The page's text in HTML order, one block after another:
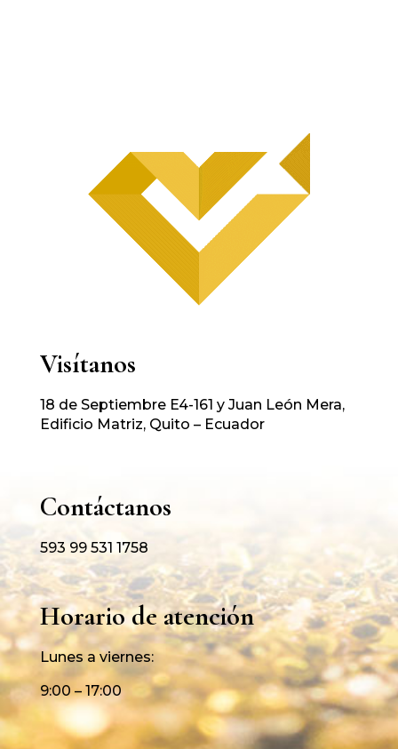
Visítanos
18 de Septiembre E4-161 y Juan León Mera,
Edificio Matriz, Quito – Ecuador
Contáctanos
593 99 531 1758
Horario de atención
Lunes a viernes:
9:00 – 17:00